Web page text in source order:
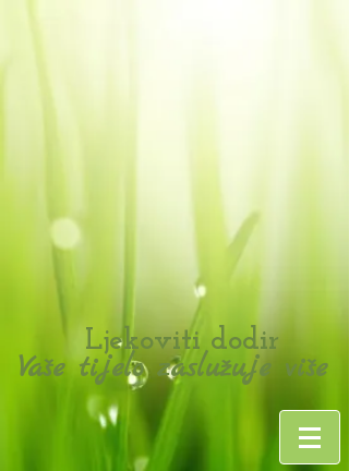
Ljekoviti dodir
Vaše tijelo zaslužuje više